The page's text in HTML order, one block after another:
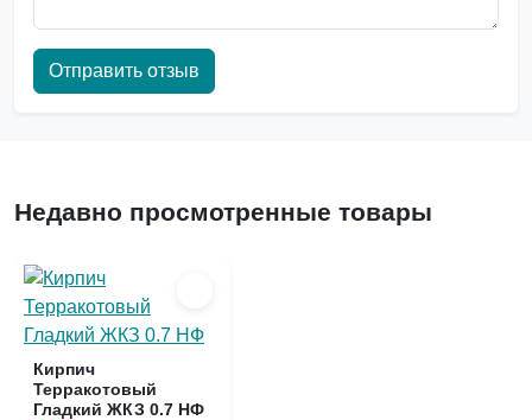
Отправить отзыв
Недавно просмотренные товары
Кирпич
Терракотовый
Гладкий ЖКЗ 0.7 НФ